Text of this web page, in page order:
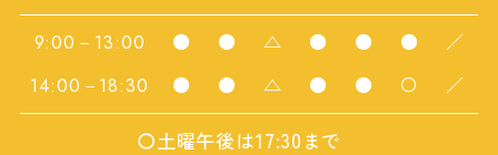
9:00－13:00 ● ● △ ● ● ● ／
14:00－18:30 ● ● △ ● ● 〇 ／
〇土曜午後は17:30まで